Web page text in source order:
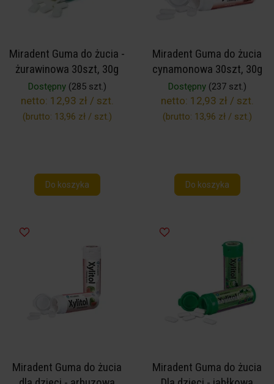
Miradent Guma do żucia -
żurawinowa 30szt, 30g
Dostępny(285 szt.)
netto: 12,93 zł / szt.
(brutto: 13,96 zł / szt.)
Do koszyka
Miradent Guma do żucia
cynamonowa 30szt, 30g
Dostępny(237 szt.)
netto: 12,93 zł / szt.
(brutto: 13,96 zł / szt.)
Do koszyka
Miradent Guma do żucia
Miradent Guma do żucia